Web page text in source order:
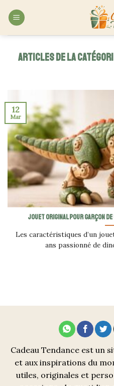
Jouet original pour garçon de
Les caractéristiques d’un
ans passionné de
12
Mar
Cadeau Tendance est un
et aux inspirations du
utiles, originales et